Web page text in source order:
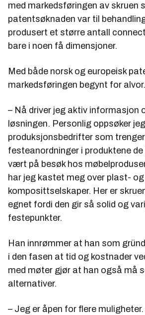
med markedsføringen av skruen
patentsøknaden var til
produsert et større antall
bare i noen få dimensjoner.
Med både norsk og europeisk
markedsføringen begynt for alvor.
– Nå driver jeg aktiv informasjon
løsningen. Personlig oppsøker jeg
produksjonsbedrifter som trenger
festeanordninger i produktene
vært på besøk hos
har jeg kastet meg over plast- og
komposittselskaper. Her er
egnet fordi den gir så solid og
festepunkter.
Han innrømmer at han som
i den fasen at tid og kostnader
med møter gjør at han også må
alternativer.
– Jeg er åpen for flere